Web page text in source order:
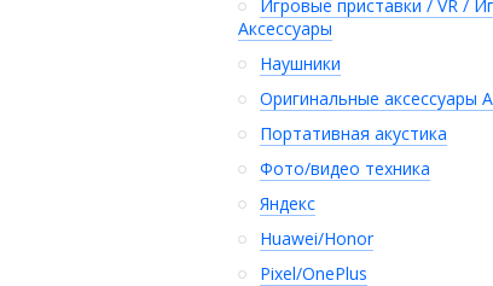
Игровые приставки / VR /
Аксессуары
Наушники
Оригинальные аксессуары
Портативная акустика
Фото/видео техника
Яндекс
Huawei/Honor
Pixel/OnePlus